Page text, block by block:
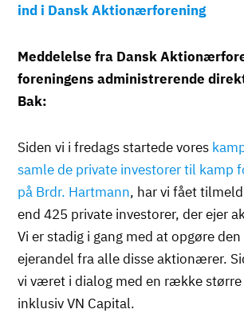
ind i Dansk Aktionærforening
Meddelelse fra Dansk
foreningens administrerende
Bak:
Siden vi i fredags startede vores
samle de private investorer til kamp
på Brdr. Hartmann, har vi fået
end 425 private investorer, der ejer
Vi er stadig i gang med at opgøre
ejerandel fra alle disse aktionærer.
vi været i dialog med en række
inklusiv VN Capital.